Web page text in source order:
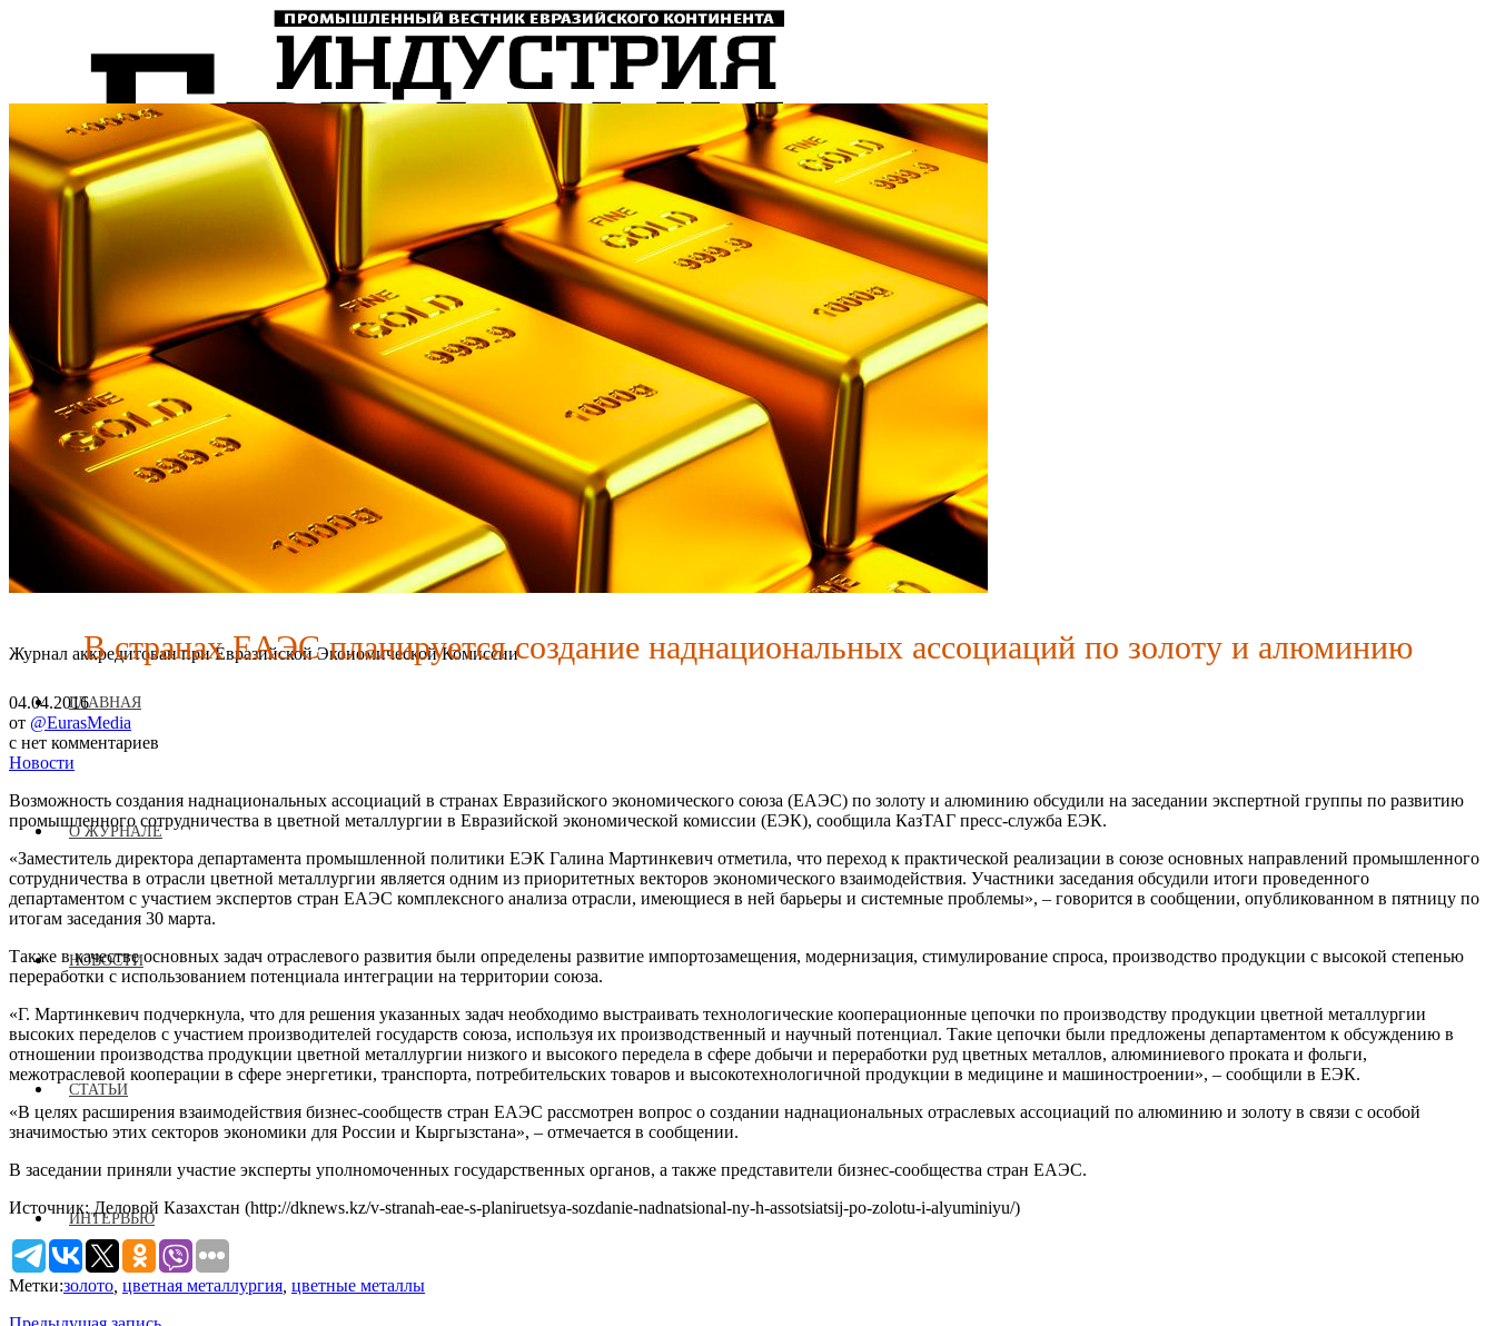
Журнал аккредитован при Евразийской Экономической Комиссии
ГЛАВНАЯ
О ЖУРНАЛЕ
НОВОСТИ
СТАТЬИ
ИНТЕРВЬЮ
В странах ЕАЭС планируется создание наднациональных ассоциаций по золоту и алюминию
04.04.2016
от @EurasMedia
с нет комментариев
Новости
Возможность создания наднациональных ассоциаций в странах Евразийского экономического союза (ЕАЭС) по золоту и алюминию обсудили на заседании экспертной группы по развитию
промышленного сотрудничества в цветной металлургии в Евразийской экономической комиссии (ЕЭК), сообщила КазТАГ пресс-служба ЕЭК.
«Заместитель директора департамента промышленной политики ЕЭК Галина Мартинкевич отметила, что переход к практической реализации в союзе основных направлений промышленного
сотрудничества в отрасли цветной металлургии является одним из приоритетных векторов экономического взаимодействия. Участники заседания обсудили итоги проведенного
департаментом с участием экспертов стран ЕАЭС комплексного анализа отрасли, имеющиеся в ней барьеры и системные проблемы», – говорится в сообщении, опубликованном в пятницу по
итогам заседания 30 марта.
Также в качестве основных задач отраслевого развития были определены развитие импортозамещения, модернизация, стимулирование спроса, производство продукции с высокой степенью
переработки с использованием потенциала интеграции на территории союза.
«Г. Мартинкевич подчеркнула, что для решения указанных задач необходимо выстраивать технологические кооперационные цепочки по производству продукции цветной металлургии
высоких переделов с участием производителей государств союза, используя их производственный и научный потенциал. Такие цепочки были предложены департаментом к обсуждению в
отношении производства продукции цветной металлургии низкого и высокого передела в сфере добычи и переработки руд цветных металлов, алюминиевого проката и фольги,
межотраслевой кооперации в сфере энергетики, транспорта, потребительских товаров и высокотехнологичной продукции в медицине и машиностроении», – сообщили в ЕЭК.
«В целях расширения взаимодействия бизнес-сообществ стран ЕАЭС рассмотрен вопрос о создании наднациональных отраслевых ассоциаций по алюминию и золоту в связи с особой
значимостью этих секторов экономики для России и Кыргызстана», – отмечается в сообщении.
В заседании приняли участие эксперты уполномоченных государственных органов, а также представители бизнес-сообщества стран ЕАЭС.
Источник: Деловой Казахстан (http://dknews.kz/v-stranah-eae-s-planiruetsya-sozdanie-nadnatsional-ny-h-assotsiatsij-po-zolotu-i-alyuminiyu/)
Метки:золото цветная металлургия цветные металлы